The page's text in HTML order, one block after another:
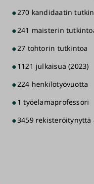
270 kandidaatin
241 maisterin
27 tohtorin tutkintoa
1121 julkaisua (2023)
224 henkilötyövuotta
1 työelämäprofessori
3459 rekisteröitynyttä